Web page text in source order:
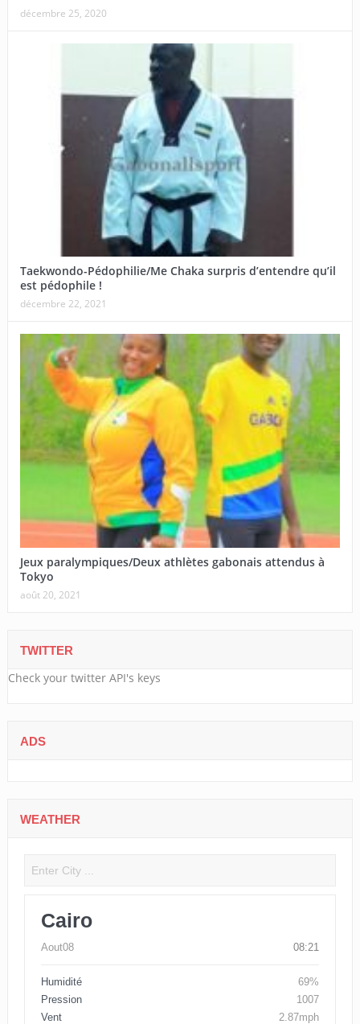
décembre 25, 2020
Taekwondo-Pédophilie/Me Chaka surpris d’entendre qu’il
est pédophile !
décembre 22, 2021
Jeux paralympiques/Deux athlètes gabonais attendus à
Tokyo
août 20, 2021
TWITTER
Check your twitter API's keys
ADS
WEATHER
Cairo
Aout08 08:21
Humidité
69%
Pression
1007
Vent
2.87mph